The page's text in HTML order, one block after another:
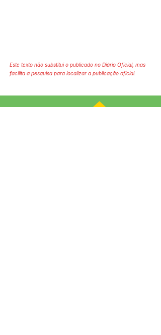
Este texto não substitui o publicado no Diário Oficial, mas
facilita a pesquisa para localizar a publicação oficial.